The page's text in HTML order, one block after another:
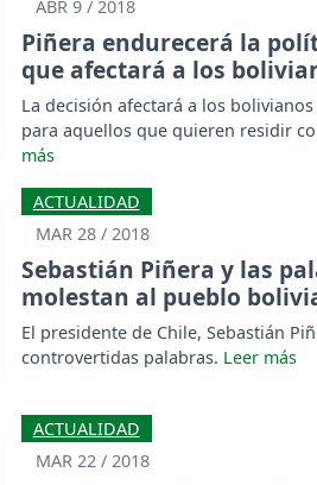
ABR 9 / 2018
Piñera endurecerá la
que afectará a los
La decisión afectará a los
para aquellos que quieren residir
ACTUALIDAD
MAR 28 / 2018
Sebastián Piñera y las
molestan al pueblo
El presidente de Chile, Sebastián
controvertidas palabras.
ACTUALIDAD
MAR 22 / 2018